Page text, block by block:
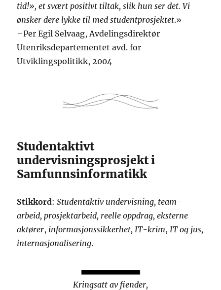
tid!», et svært positivt tiltak, slik hun ser det. Vi
ønsker dere lykke til med studentprosjektet.»
–Per Egil Selvaag, Avdelingsdirektør
Utenriksdepartementet avd. for
Utviklingspolitikk, 2004
Studentaktivt
undervisningsprosjekt i
Samfunnsinformatikk
Stikkord:Studentaktiv undervisning, team-
arbeid, prosjektarbeid, reelle oppdrag, eksterne
aktører, informasjonssikkerhet, IT-krim, IT og jus,
internasjonalisering.
Kringsatt av fiender,